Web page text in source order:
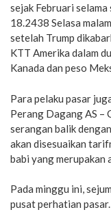
sejak Februari
18.2438 Selasa
setelah Trump
KTT Amerika dalam
Kanada dan peso
Para pelaku pasar
Perang Dagang AS –
serangan balik
akan disesuaikan
babi yang merupakan
Pada minggu ini,
pusat perhatian